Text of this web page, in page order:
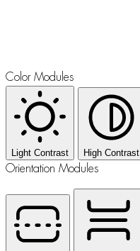
Color Modules
Light Contrast High Contrast
Orientation Modules